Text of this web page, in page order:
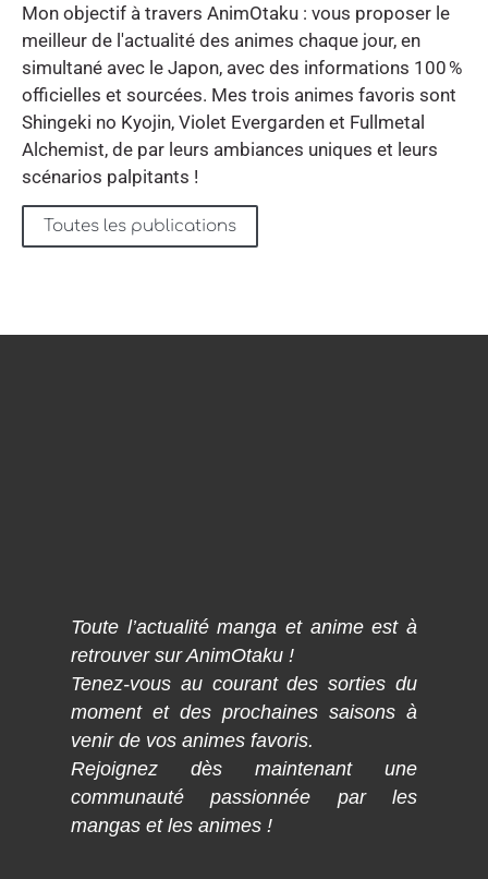
Mon objectif à travers AnimOtaku : vous proposer le
meilleur de l'actualité des animes chaque jour, en
simultané avec le Japon, avec des informations 100 %
officielles et sourcées. Mes trois animes favoris sont
Shingeki no Kyojin, Violet Evergarden et Fullmetal
Alchemist, de par leurs ambiances uniques et leurs
scénarios palpitants !
Toutes les publications
Toute l’actualité manga et anime est à
retrouver sur AnimOtaku !
Tenez-vous au courant des sorties du
moment et des prochaines saisons à
venir de vos animes favoris.
Rejoignez dès maintenant une
communauté passionnée par les
mangas et les animes !